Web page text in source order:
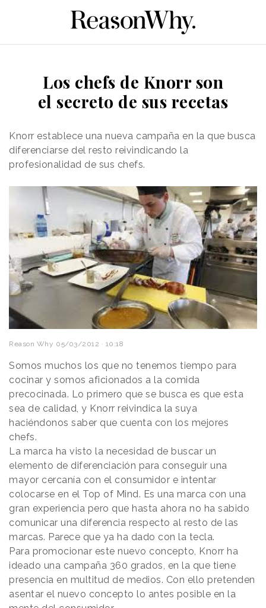
Los chefs de Knorr son
el secreto de sus recetas
Knorr establece una nueva campaña en la que busca
diferenciarse del resto reivindicando la
profesionalidad de sus chefs.
Reason Why 05/03/2012 · 10:18
Somos muchos los que no tenemos tiempo para
cocinar y somos aficionados a la comida
precocinada. Lo primero que se busca es que esta
sea de calidad, y Knorr reivindica la suya
haciéndonos saber que cuenta con los mejores
chefs.
La marca ha visto la necesidad de buscar un
elemento de diferenciación para conseguir una
mayor cercanía con el consumidor e intentar
colocarse en el Top of Mind. Es una marca con una
gran experiencia pero que hasta ahora no ha sabido
comunicar una diferencia respecto al resto de las
marcas. Parece que ya ha dado con la tecla.
Para promocionar este nuevo concepto, Knorr ha
ideado una campaña 360 grados, en la que tiene
presencia en multitud de medios. Con ello pretenden
asentar el nuevo concepto lo antes posible en la